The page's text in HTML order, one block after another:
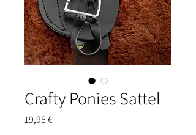
Crafty Ponies Sattel
19,95 €Preis